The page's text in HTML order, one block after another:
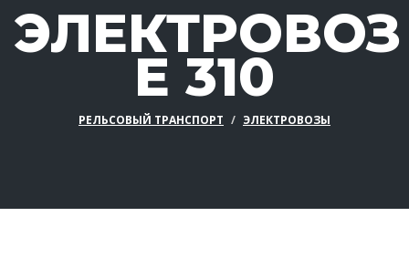
ЭЛЕКТРОВОЗ
E 310
РЕЛЬСОВЫЙ ТРАНСПОРТ ЭЛЕКТРОВОЗЫ